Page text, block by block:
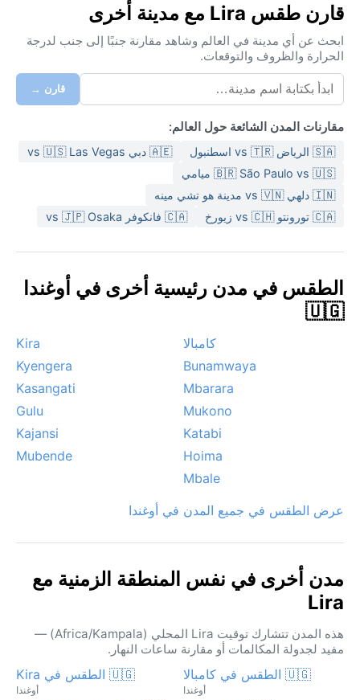
قارن طقس Lira مع مدينة أخرى
ابحث عن أي مدينة في العالم وشاهد مقارنة جنبًا إلى جنب لدرجة
الحرارة والظروف والتوقعات.
قارن →
مقارنات المدن الشائعة حول العالم:
🇸🇦 الرياض vs 🇹🇷 اسطنبول
🇦🇪 دبي vs 🇺🇸 Las Vegas
🇧🇷 São Paulo vs 🇺🇸 ميامي
🇮🇳 دلهي vs 🇻🇳 مدينة هو تشي مينه
🇨🇦 تورونتو vs 🇨🇭 زيورخ
🇨🇦 فانكوفر vs 🇯🇵 Osaka
الطقس في مدن رئيسية أخرى في أوغندا
🇺🇬
كامبالا
Kira
Bunamwaya
Kyengera
Mbarara
Kasangati
Mukono
Gulu
Katabi
Kajansi
Hoima
Mubende
Mbale
عرض الطقس في جميع المدن في أوغندا
مدن أخرى في نفس المنطقة الزمنية مع
Lira
هذه المدن تتشارك توقيت Lira المحلي (Africa/Kampala) —
مفيد لجدولة المكالمات أو مقارنة ساعات النهار.
🇺🇬 الطقس في كامبالا
أوغندا
🇺🇬 الطقس في Kira
أوغندا